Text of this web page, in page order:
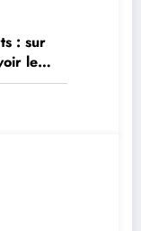
: sur
le